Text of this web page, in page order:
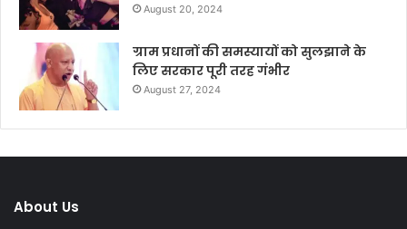
August 20, 2024
ग्राम प्रधानों की समस्यायों को सुलझाने के
लिए सरकार पूरी तरह गंभीर
August 27, 2024
About Us